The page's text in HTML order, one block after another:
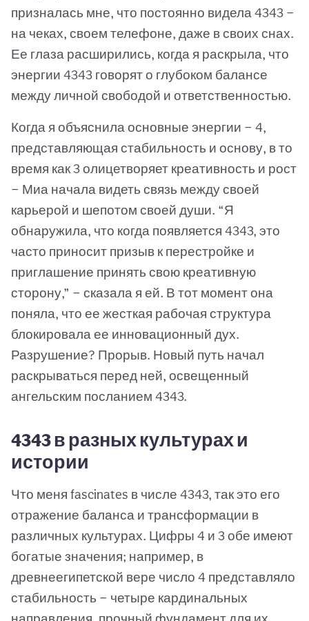
призналась мне, что постоянно видела 4343 —
на чеках, своем телефоне, даже в своих снах.
Ее глаза расширились, когда я раскрыла, что
энергии 4343 говорят о глубоком балансе
между личной свободой и ответственностью.
Когда я объяснила основные энергии — 4,
представляющая стабильность и основу, в то
время как 3 олицетворяет креативность и рост
— Миа начала видеть связь между своей
карьерой и шепотом своей души. “Я
обнаружила, что когда появляется 4343, это
часто приносит призыв к перестройке и
приглашение принять свою креативную
сторону,” — сказала я ей. В тот момент она
поняла, что ее жесткая рабочая структура
блокировала ее инновационный дух.
Разрушение? Прорыв. Новый путь начал
раскрываться перед ней, освещенный
ангельским посланием 4343.
4343 в разных культурах и
истории
Что меня fascinates в числе 4343, так это его
отражение баланса и трансформации в
различных культурах. Цифры 4 и 3 обе имеют
богатые значения; например, в
древнеегипетской вере число 4 представляло
стабильность — четыре кардинальных